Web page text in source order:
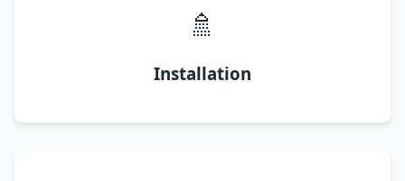
🚿
Installation